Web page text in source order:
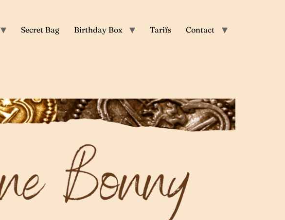
Secret Bag Birthday Box Tarifs Contact